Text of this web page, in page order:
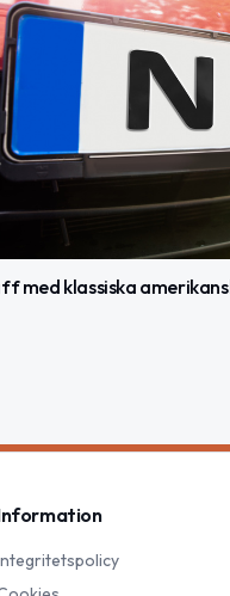
med klassiska